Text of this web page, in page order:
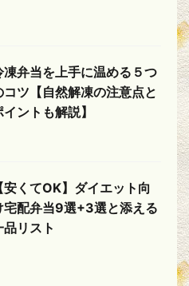
凍弁当を上手に温める５つ
コツ【自然解凍の注意点と
イントも解説】
【安くてOK】ダイエット向
宅配弁当9選+3選と添える
品リスト